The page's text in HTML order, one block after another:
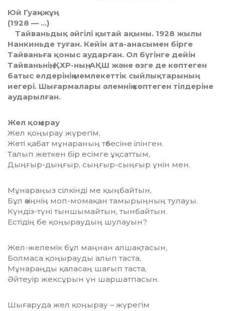
Юй Гуаңчжұң
(1928 — …)
Тайваньдық әйгілі қытай ақыны. 1928 жылы
Нанкиньде туған. Кейін ата-анасымен бірге
Тайваньға қоныс аударған. Ол бүгінге дейін
Тайваньнің, ҚХР-ның, АҚШ және өзге де көптеген
батыс елдерінің мемлекеттік сыйлықтарының
иегері. Шығармалары әлемнің көптеген тілдеріне
аударылған.
Жел қоңырау
Жел қоңырау жүрегім,
Жеті қабат мұнараның төбесіне ілінген.
Талып жеткен бір есімге ұқсаттым,
Дыңғыр-дыңғыр, сыңғыр-сыңғыр үнін мен.
Мұнараңыз сілкінді ме қыңбайтын,
Бұл өзіңнің моп-момақан тамырыңның тулауы.
Күндіз-түні тыншымайтын, тынбайтын.
Естідің бе қоңыраудың шулауын?
Жел-желемік бұл маңнан алшақтасын,
Болмаса қоңырауды алып таста,
Мұнараңды қаласаң шағып таста,
Әйтеуір жексұрын үн шаршатпасын.
Шығаруда жел қоңырау – жүрегім